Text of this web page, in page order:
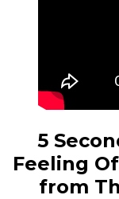
5
Feeling
from